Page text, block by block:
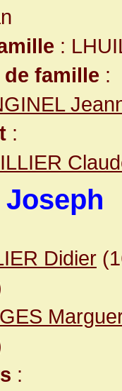
:
famille :
:
Joseph
Didier
: